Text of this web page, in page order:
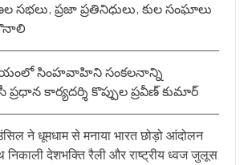
ग
बा
ख
సభలు, ప్రజా ప్రతినిధులు, కుల సంఘాలు
సింహవాహిని సంకలనాన్ని
కార్యదర్శి కొప్పుల ప్రవీణ్ కుమార్
ने धूमधाम से मनाया भारत छोड़ो आंदोलन
निकाली देशभक्ति रैली और राष्ट्रीय ध्वज जुलूस